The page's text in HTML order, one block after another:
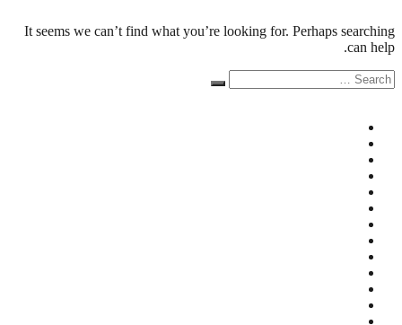
It seems we can’t find what you’re looking for. Perhaps searching
can help.
Search
for:
Search